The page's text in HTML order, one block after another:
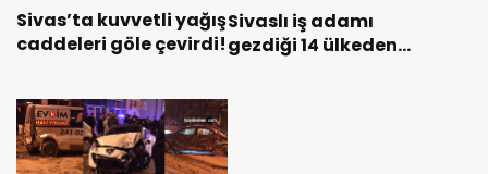
Sivas’ta kuvvetli yağış
caddeleri göle çevirdi!
Sivaslı iş adamı
gezdiği 14 ülkeden